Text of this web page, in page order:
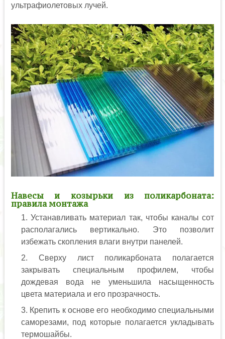
ультрафиолетовых лучей.
Навесы и козырьки из поликарбоната:
правила монтажа
Устанавливать материал так, чтобы каналы сот
располагались вертикально. Это позволит
избежать скопления влаги внутри панелей.
Сверху лист поликарбоната полагается
закрывать специальным профилем, чтобы
дождевая вода не уменьшила насыщенность
цвета материала и его прозрачность.
Крепить к основе его необходимо специальными
саморезами, под которые полагается укладывать
термошайбы.